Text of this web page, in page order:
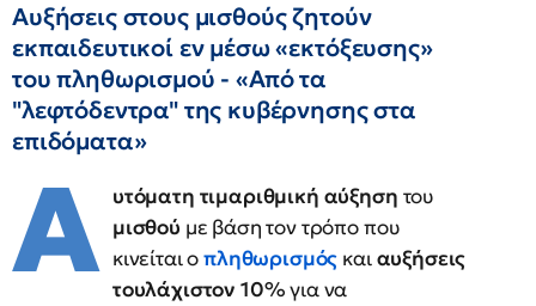
Αυξήσεις στους μισθούς ζητούν
εκπαιδευτικοί εν μέσω «εκτόξευσης»
του πληθωρισμού - «Από τα
"λεφτόδεντρα" της κυβέρνησης στα
επιδόματα»
Α υτόματη τιμαριθμική αύξηση του
μισθού με βάση τον τρόπο που
κινείται οπληθωρισμός καιαυξήσεις
τουλάχιστον 10%για να